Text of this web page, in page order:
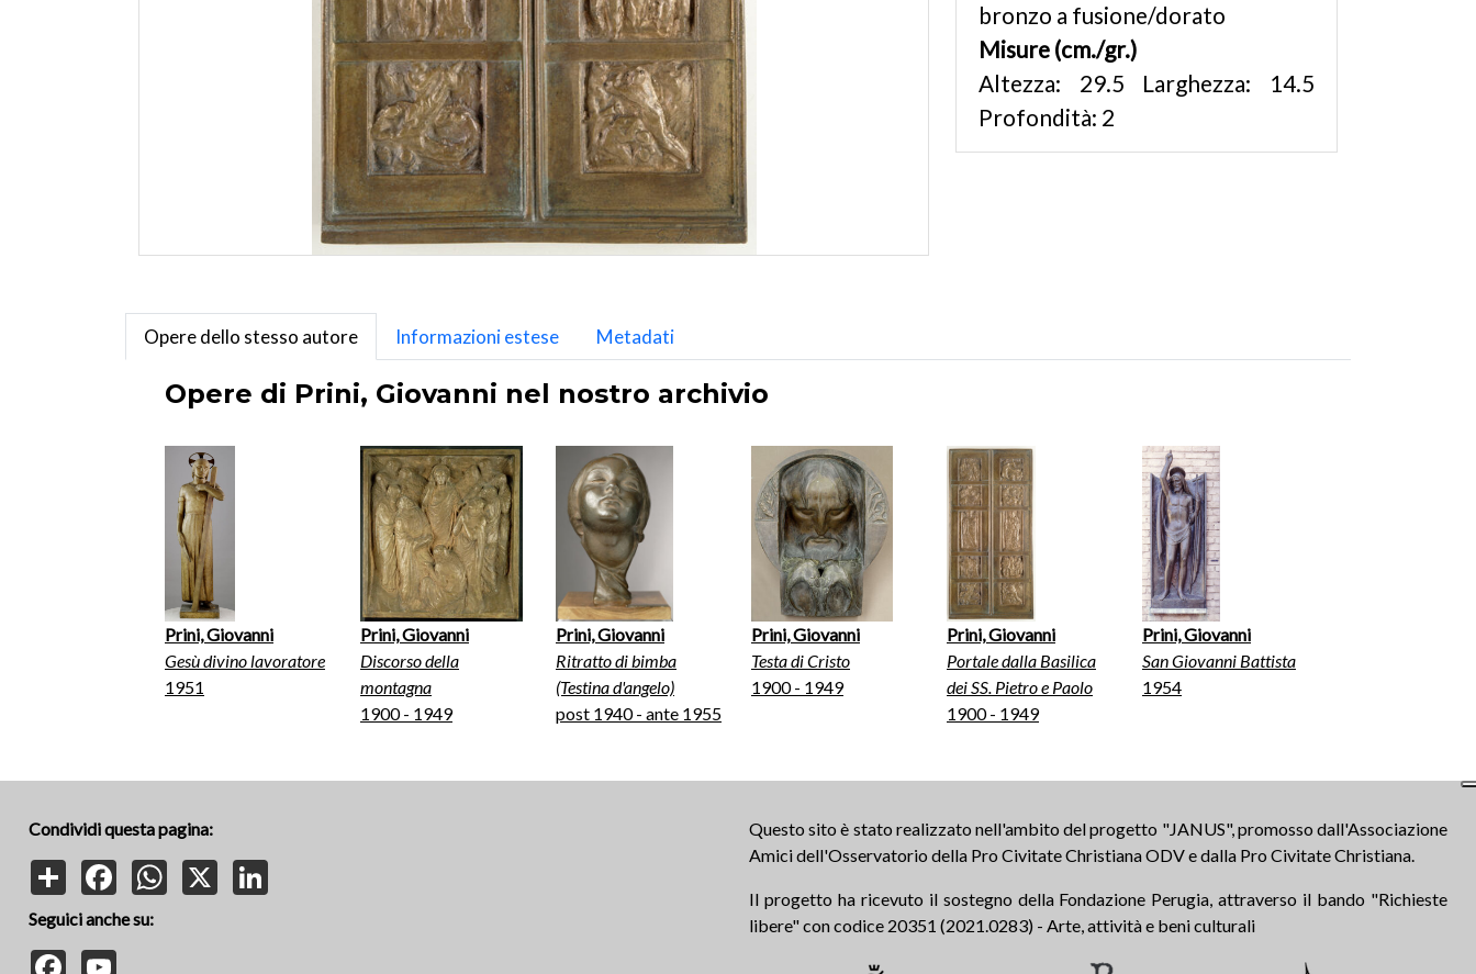
bronzo a fusione/dorato
Misure (cm./gr.)
Altezza: 29.5 Larghezza: 14.5
Profondità: 2
Opere dello stesso autore Informazioni estese Metadati
Opere di Prini, Giovanni nel nostro archivio
Prini, Giovanni
Gesù divino lavoratore
1951
Prini, Giovanni
Discorso della
montagna
1900 - 1949
Prini, Giovanni
Ritratto di bimba
(Testina d'angelo)
post 1940 - ante 1955
Prini, Giovanni
Testa di Cristo
1900 - 1949
Prini, Giovanni
Portale dalla Basilica
dei SS. Pietro e Paolo
1900 - 1949
Prini, Giovanni
San Giovanni Battista
1954
Condividi questa pagina:
Share
FacebookWhatsApp
Seguici anche su:
Facebook
Questo sito è stato realizzato nell'ambito del progetto "JANUS", promosso dall'Associazione
Amici dell'Osservatorio della Pro Civitate Christiana ODV e dalla Pro Civitate Christiana.
Il progetto ha ricevuto il sostegno della Fondazione Perugia, attraverso il bando "Richieste
libere" con codice 20351 (2021.0283) - Arte, attività e beni culturali